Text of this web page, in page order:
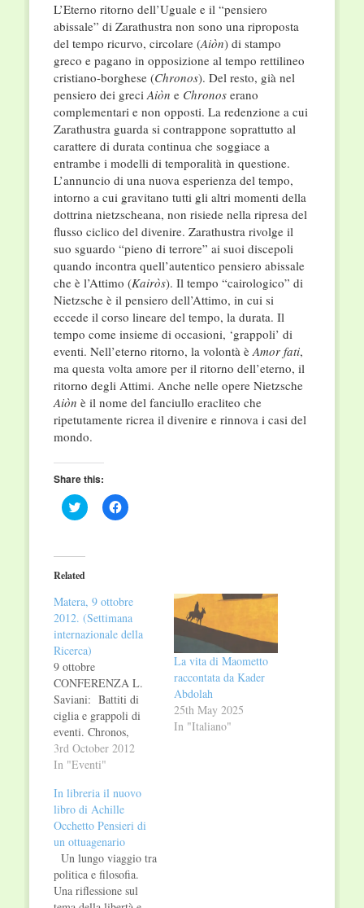
L’Eterno ritorno dell’Uguale e il “pensiero
abissale” di Zarathustra non sono una riproposta
del tempo ricurvo, circolare (Aiòn) di stampo
greco e pagano in opposizione al tempo rettilineo
cristiano-borghese (Chronos). Del resto, già nel
pensiero dei greciAiòn e Chronos erano
complementari e non opposti. La redenzione a cui
Zarathustra guarda si contrappone soprattutto al
carattere di durata continua che soggiace a
entrambe i modelli di temporalità in questione.
L’annuncio di una nuova esperienza del tempo,
intorno a cui gravitano tutti gli altri momenti della
dottrina nietzscheana, non risiede nella ripresa del
flusso ciclico del divenire. Zarathustra rivolge il
suo sguardo “pieno di terrore” ai suoi discepoli
quando incontra quell’autentico pensiero abissale
che è l’Attimo (Kairòs). Il tempo “cairologico” di
Nietzsche è il pensiero dell’Attimo, in cui si
eccede il corso lineare del tempo, la durata. Il
tempo come insieme di occasioni, ‘grappoli’ di
eventi. Nell’eterno ritorno, la volontà èAmor fati,
ma questa volta amore per il ritorno dell’eterno, il
ritorno degli Attimi. Anche nelle opere Nietzsche
Aiòn è il nome del fanciullo eracliteo che
ripetutamente ricrea il divenire e rinnova i casi del
mondo.
Share this:
Click
to
(Opens
in
new
Click
to
Related
Matera, 9 ottobre
2012. (Settimana
internazionale della
Ricerca)
9 ottobre
CONFERENZA L.
Saviani: Battiti di
ciglia e grappoli di
eventi. Chronos,
Aiòn, Kairòs: i tre
tempi di Nietzsche. a
CONCERTO Lucio
Saviani, Pasquale
Panella, Gianni
Bisori: Pensiero
ballabile Matera,
“Settimana
Internazionale della
3rd October 2012
In "Eventi"
La vita di Maometto
raccontata da Kader
Abdolah
25th May 2025
In "Italiano"
In libreria il nuovo
libro di Achille
Occhetto Pensieri di
un ottuagenario
Un lungo viaggio tra
politica e filosofia.
Una riflessione sul